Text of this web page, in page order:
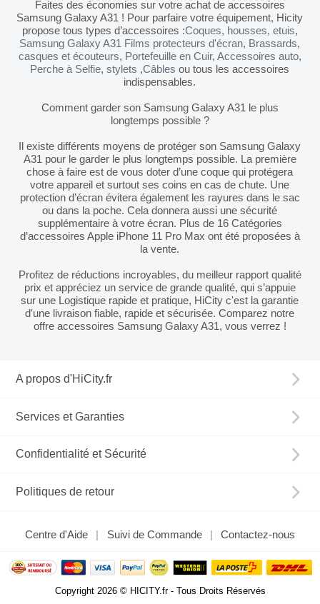
Faites des économies sur votre achat de accessoires
Samsung Galaxy A31 ! Pour parfaire votre équipement, Hicity
propose tous types d’accessoires :Coques, housses, etuis,
Samsung Galaxy A31 Films protecteurs d'écran, Brassards,
casques et écouteurs, Portefeuille en Cuir, Accessoires auto,
Perche à Selfie,stylets ,Câbles ou tous les accessoires
indispensables.
Comment garder son Samsung Galaxy A31 le plus
longtemps possible ?
Il existe différents moyens de protéger son Samsung Galaxy
A31 pour le garder le plus longtemps possible. La première
chose à faire est de vous doter d’une coque qui protégera
votre appareil et surtout ses coins en cas de chute. Une
protection d’écran évitera également les rayures dans le sac
ou dans la poche. Cela donnera aussi une sécurité
supplémentaire à votre écran. Plus de 16 Catégories
d’accessoires Apple iPhone 11 Pro Max ont été proposées à
la vente.
Profitez de réductions incroyables, du meilleur rapport qualité
prix et appréciez un service de grande qualité, qui s’appuie
sur une Logistique rapide et pratique, HiCity c'est la garantie
d'une livraison fiable, rapide et sécurisée. Comparez notre
offre accessoires Samsung Galaxy A31, vous verrez !
A propos d'HiCity.fr
Services et Garanties
Confidentialité et Sécurité
Politiques de retour
Centre d'Aide Suivi de Commande Contactez-nous
Copyright 2026 © HICITY.fr - Tous Droits Réservés